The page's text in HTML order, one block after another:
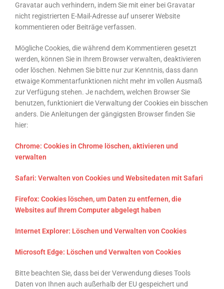
Gravatar auch verhindern, indem Sie mit einer bei Gravatar
nicht registrierten E-Mail-Adresse auf unserer Website
kommentieren oder Beiträge verfassen.
Mögliche Cookies, die während dem Kommentieren gesetzt
werden, können Sie in Ihrem Browser verwalten, deaktivieren
oder löschen. Nehmen Sie bitte nur zur Kenntnis, dass dann
etwaige Kommentarfunktionen nicht mehr im vollen Ausmaß
zur Verfügung stehen. Je nachdem, welchen Browser Sie
benutzen, funktioniert die Verwaltung der Cookies ein bisschen
anders. Die Anleitungen der gängigsten Browser finden Sie
hier:
Chrome: Cookies in Chrome löschen, aktivieren und
verwalten
Safari: Verwalten von Cookies und Websitedaten mit Safari
Firefox: Cookies löschen, um Daten zu entfernen, die
Websites auf Ihrem Computer abgelegt haben
Internet Explorer: Löschen und Verwalten von Cookies
Microsoft Edge: Löschen und Verwalten von Cookies
Bitte beachten Sie, dass bei der Verwendung dieses Tools
Daten von Ihnen auch außerhalb der EU gespeichert und